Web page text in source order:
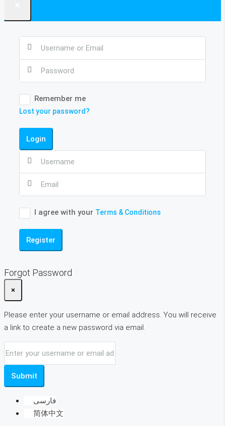
Remember me
Lost your password?
Login
I agree with your Terms & Conditions
Register
Forgot Password
×
Please enter your username or email address. You will receive
a link to create a new password via email.
Submit
فارسی
简体中文